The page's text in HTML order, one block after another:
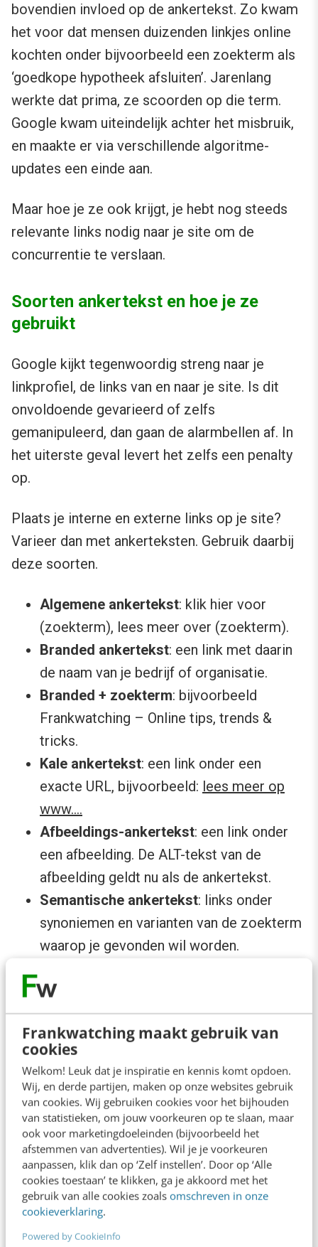
Frankwatching maakt gebruik van
cookies
Welkom! Leuk dat je inspiratie en kennis komt opdoen.
Wij, en derde partijen, maken op onze websites gebruik
van cookies. Wij gebruiken cookies voor het bijhouden
van statistieken, om jouw voorkeuren op te slaan, maar
ook voor marketingdoeleinden (bijvoorbeeld het
afstemmen van advertenties). Wil je je voorkeuren
aanpassen, klik dan op ‘Zelf instellen’. Door op ‘Alle
cookies toestaan’ te klikken, ga je akkoord met het
gebruik van alle cookies zoals omschreven in onze
cookieverklaring.
Powered by CookieInfo
bovendien invloed op de ankertekst. Zo kwam
het voor dat mensen duizenden linkjes online
kochten onder bijvoorbeeld een zoekterm als
‘goedkope hypotheek afsluiten’. Jarenlang
werkte dat prima, ze scoorden op die term.
Google kwam uiteindelijk achter het misbruik,
en maakte er via verschillende algoritme-
updates een einde aan.
Maar hoe je ze ook krijgt, je hebt nog steeds
relevante links nodig naar je site om de
concurrentie te verslaan.
Soorten ankertekst en hoe je ze
gebruikt
Google kijkt tegenwoordig streng naar je
linkprofiel, de links van en naar je site. Is dit
onvoldoende gevarieerd of zelfs
gemanipuleerd, dan gaan de alarmbellen af. In
het uiterste geval levert het zelfs een penalty
op.
Plaats je interne en externe links op je site?
Varieer dan met ankerteksten. Gebruik daarbij
deze soorten.
Algemene ankertekst: klik hier voor
(zoekterm), lees meer over (zoekterm).
Branded ankertekst: een link met daarin
de naam van je bedrijf of organisatie.
Branded + zoekterm: bijvoorbeeld
Frankwatching – Online tips, trends &
tricks.
Kale ankertekst: een link onder een
exacte URL, bijvoorbeeld: lees meer op
www….
Afbeeldings-ankertekst: een link onder
een afbeelding. De ALT-tekst van de
afbeelding geldt nu als de ankertekst.
Semantische ankertekst: links onder
synoniemen en varianten van de zoekterm
waarop je gevonden wil worden.
onder een langere combinatie van de
zoekterm waarop je wil scoren.
Exacte ankertekst: links onder exact de
woorden waarop je wil scoren. Exacte
ankerteksten zijn het duidelijkst, maar
duiden ook het snelste op manipulatie.
Gebruik ze daarom met mate.
Ga daarnaast niet te krampachtig om met het
plaatsen van links naar andere sites. Als een
link waardevol is voor een bezoeker, plaats
hem dan. Dit vergroot je betrouwbaarheid en